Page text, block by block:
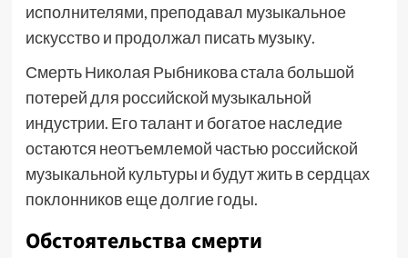
исполнителями, преподавал музыкальное
искусство и продолжал писать музыку.
Смерть Николая Рыбникова стала большой
потерей для российской музыкальной
индустрии. Его талант и богатое наследие
остаются неотъемлемой частью российской
музыкальной культуры и будут жить в сердцах
поклонников еще долгие годы.
Обстоятельства смерти